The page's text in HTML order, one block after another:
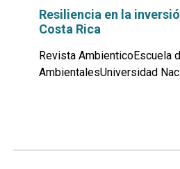
Resiliencia en la
Costa Rica
Revista AmbienticoEscuela
AmbientalesUniversidad